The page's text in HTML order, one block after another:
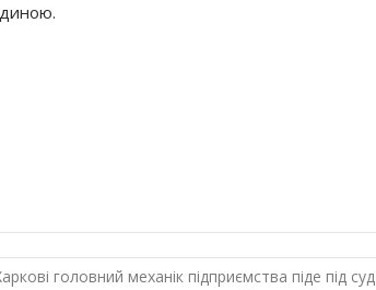
головний механік підприємства піде під суд